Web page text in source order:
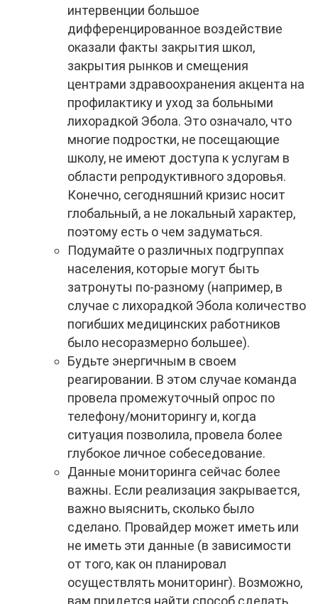
интервенции большое
дифференцированное воздействие
оказали факты закрытия школ,
закрытия рынков и смещения
центрами здравоохранения акцента на
профилактику и уход за больными
лихорадкой Эбола. Это означало, что
многие подростки, не посещающие
школу, не имеют доступа к услугам в
области репродуктивного здоровья.
Конечно, сегодняшний кризис носит
глобальный, а не локальный характер,
поэтому есть о чем задуматься.
Подумайте о различных подгруппах
населения, которые могут быть
затронуты по-разному (например, в
случае с лихорадкой Эбола количество
погибших медицинских работников
было несоразмерно большее).
Будьте энергичным в своем
реагировании. В этом случае команда
провела промежуточный опрос по
телефону/мониторингу и, когда
ситуация позволила, провела более
глубокое личное собеседование.
Данные мониторинга сейчас более
важны. Если реализация закрывается,
важно выяснить, сколько было
сделано. Провайдер может иметь или
не иметь эти данные (в зависимости
от того, как он планировал
осуществлять мониторинг). Возможно,
вам придется найти способ сделать